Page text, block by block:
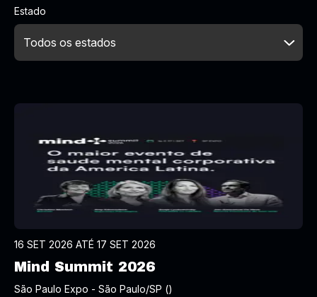
Estado
16 SET 2026 ATÉ 17 SET 2026
Mind Summit 2026
São Paulo Expo - São Paulo/SP ()